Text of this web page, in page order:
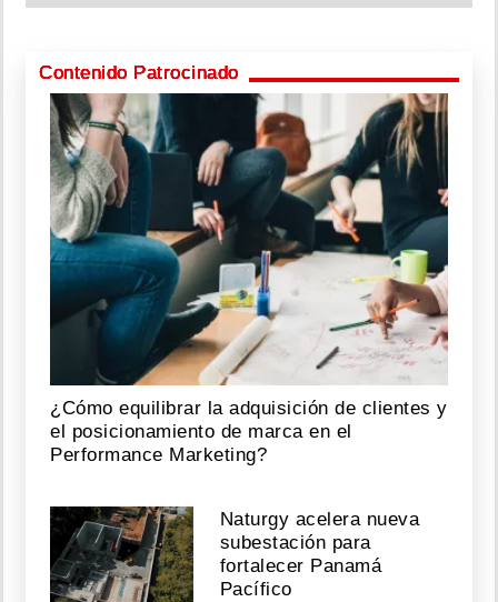
Contenido Patrocinado
¿Cómo equilibrar la adquisición de clientes y
el posicionamiento de marca en el
Performance Marketing?
Naturgy acelera nueva
subestación para
fortalecer Panamá
Pacífico